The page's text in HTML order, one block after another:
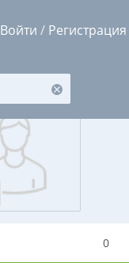
Войти / Регистрация
0